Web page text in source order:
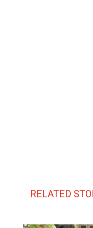
RELATED